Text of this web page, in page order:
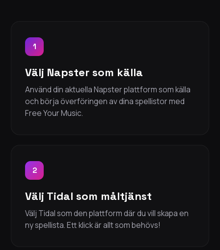
1
Välj Napster som källa
Använd din aktuella Napster plattform som källa
och börja överföringen av dina spellistor med
Free Your Music.
2
Välj Tidal som måltjänst
Välj Tidal som den plattform där du vill skapa en
ny spellista. Ett klick är allt som behövs!